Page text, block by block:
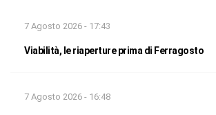
7 Agosto 2026 - 17:43
Viabilità, le riaperture prima di Ferragosto
7 Agosto 2026 - 16:48